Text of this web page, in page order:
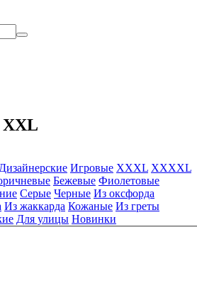
XXL
Дизайнерские Игровые XXXL XXXXL
Бежевые Фиолетовые
Серые Черные Из оксфорда
Из жаккарда Кожаные Из греты
Для улицы Новинки